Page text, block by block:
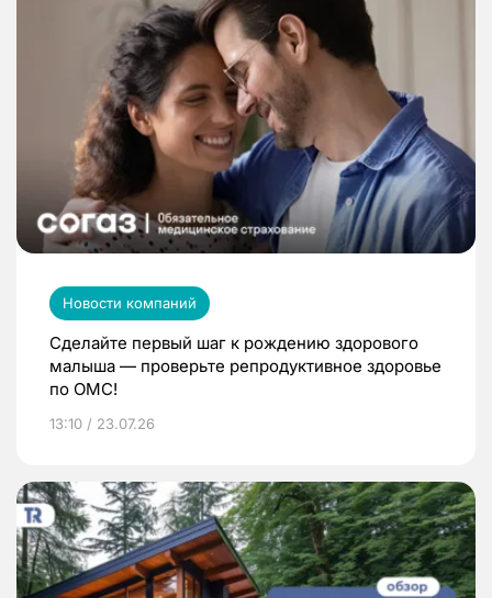
Новости компаний
Сделайте первый шаг к рождению здорового
малыша — проверьте репродуктивное здоровье
по ОМС!
13:10 / 23.07.26